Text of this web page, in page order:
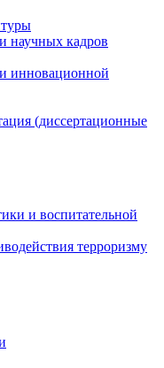
научных кадров
инновационной
(диссертационные
и воспитательной
терроризму